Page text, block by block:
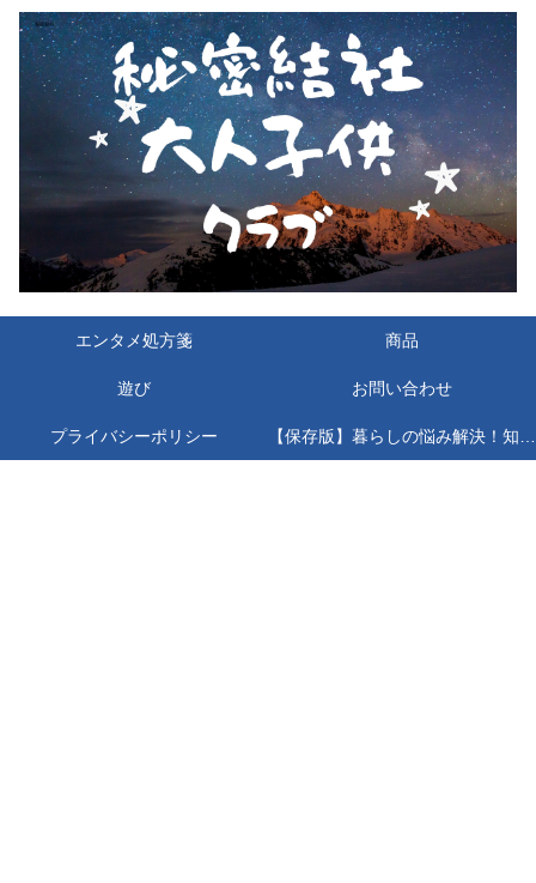
エンタメ処方箋 商品
遊び お問い合わせ
プライバシーポリシー